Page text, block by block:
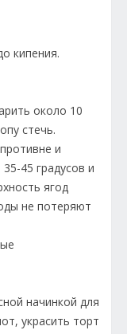
кипения.
около 10
стечь.
и
45 градусов и
ягод
не потеряют
начинкой для
украсить торт